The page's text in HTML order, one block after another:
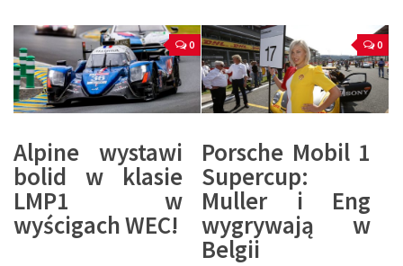
0
Alpine wystawi
bolid w klasie
LMP1 w
wyścigach WEC!
0
Porsche Mobil 1
Supercup:
Muller i Eng
wygrywają w
Belgii